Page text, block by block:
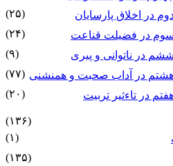
در اخلاق پارسایان
(۲۵)
در فضیلت قناعت
(۲۴)
در ناتوانى و پیرى
(۹)
در آداب صحبت و همنشنى (۷۷)
در تاءثیر تربیت
(۲۰)
(۱۳۶)
(۱)
(۱۳۵)